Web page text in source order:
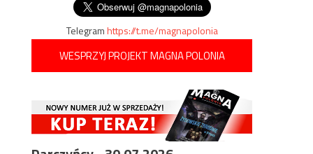
Telegramhttps://t.me/magnapolonia
WESPRZYJ PROJEKT MAGNA POLONIA